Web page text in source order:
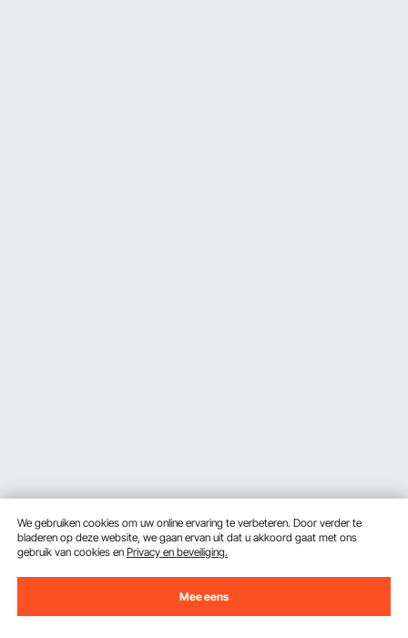
Ontvang 5 € korting als je je inschrijft voor e-mails
met besparingen en tips.
We gebruiken cookies om uw online ervaring te verbeteren. Door verder te
bladeren op deze website, we gaan ervan uit dat u akkoord gaat met ons
gebruik van cookies enPrivacy en beveiliging.
Mee eens